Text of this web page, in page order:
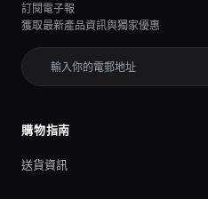
訂閱電子報
獲取最新產品資訊與獨家優惠
購物指南
送貨資訊